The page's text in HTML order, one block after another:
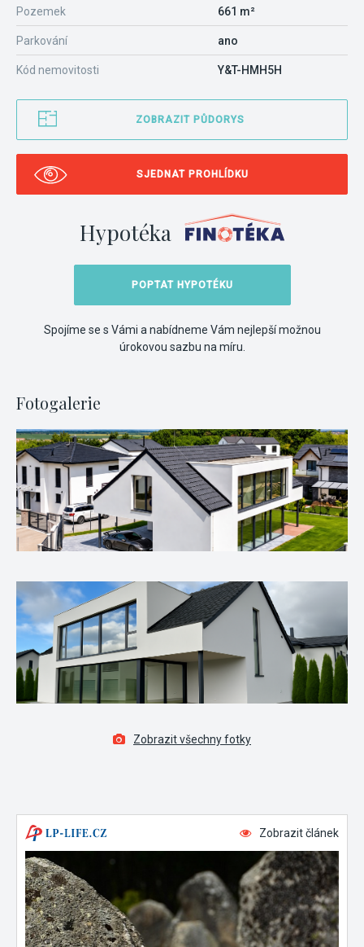
Pozemek 661 m²
Parkování ano
Kód nemovitosti Y&T-HMH5H
ZOBRAZIT PŮDORYS
SJEDNAT PROHLÍDKU
Hypotéka
POPTAT HYPOTÉKU
Spojíme se s Vámi a nabídneme Vám nejlepší možnou
úrokovou sazbu na míru.
Fotogalerie
Zobrazit všechny fotky
Zobrazit článek